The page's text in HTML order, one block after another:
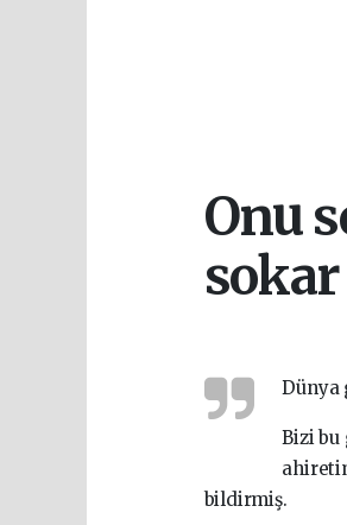
Onu
sokar
Dünya
Bizi bu
bildirmiş.